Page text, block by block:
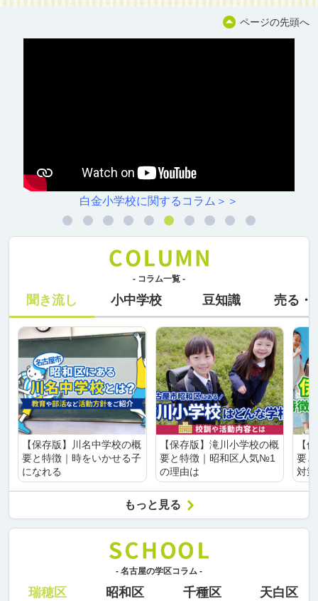
ページの先頭へ
白金小学校に関するコラム＞＞
- コラム一覧 -
聞き流し 小中学校 豆知識 売る・
【保存版】川名中学校の概
要と特徴｜時をいかせる子
になれる
【保存版】滝川小学校の概
要と特徴｜昭和区人気№1
の理由は
【
要
対
もっと見る
- 名古屋の学区コラム -
瑞穂区 昭和区 千種区 天白区